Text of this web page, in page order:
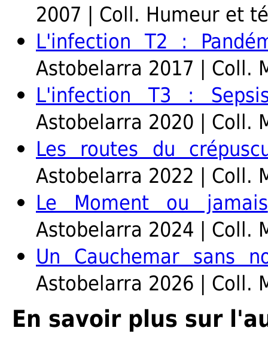
2007 | Coll. Humeur et
L'infection T2 :
Astobelarra 2017 | Coll.
L'infection T3 :
Astobelarra 2020 | Coll.
Les routes du
Astobelarra 2022 | Coll.
Le Moment ou jamais
Astobelarra 2024 | Coll.
Un Cauchemar sans
Astobelarra 2026 | Coll.
En savoir plus sur